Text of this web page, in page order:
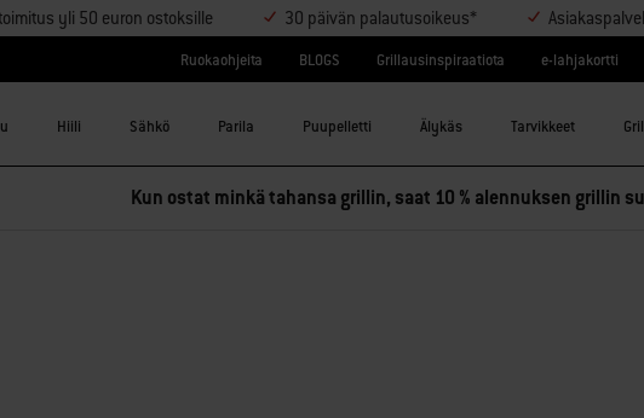
yli 50 euron ostoksille 30 päivän palautusoikeus*
Ruokaohjeita BLOGS Grillausinspiraatiota e-lahjakortti
Hiili Sähkö Parila Puupelletti Älykäs Tarvikkeet
Kun ostat minkä tahansa grillin, saat 10 % alennuksen grillin